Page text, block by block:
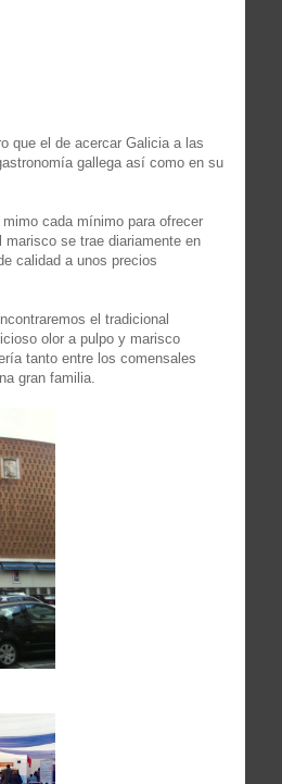
que el de acercar Galicia a las
gallega así como en su
cada mínimo para ​​​ofrecer
se trae diariamente en
calidad a unos precios
el tradicional
olor a pulpo y marisco
tanto entre los comensales
gran familia.